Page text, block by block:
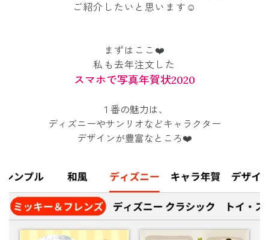
ご紹介したいと思います☺️
まずはここ❤️
私も去年注文した
スマホで写真年賀状2020
１番の魅力は、
ディズニーやサンリオなどキャラクター
デザインが豊富なところ❤️